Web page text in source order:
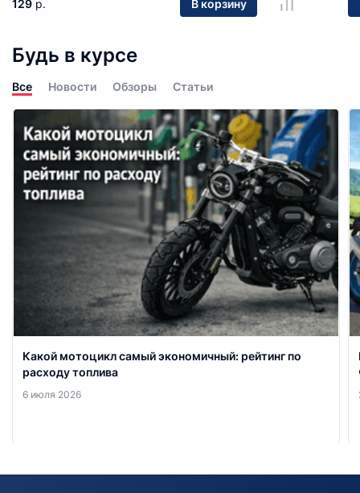
129 р. В корзину
Будь в курсе
Все Новости Обзоры Статьи
Какой мотоцикл самый экономичный: рейтинг по
расходу топлива
6 июля 2026